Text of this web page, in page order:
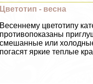
Цветотип - весна
Весеннему цветотипу
противопоказаны
смешанные или
погасят яркие теплые